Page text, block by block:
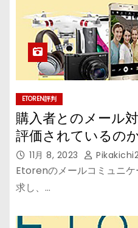
ETOREN評判
購入者とのメール
評価されているの
11月 8, 2023
Etorenのメールコミュニ
求し、…